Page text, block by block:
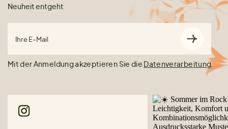
Neuheit entgeht
Ihre E-Mail
Mit der Anmeldung akzeptieren Sie die Datenverarbeitung.